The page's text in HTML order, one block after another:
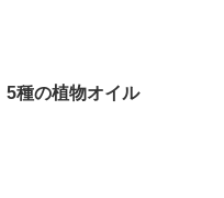
種の植物オイル